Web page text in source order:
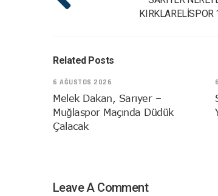
KIRKLARELİSPOR
Related Posts
6 AĞUSTOS 2026
Melek Dakan, Sarıyer –
Muğlaspor Maçında Düdük
Çalacak
Leave A Comment